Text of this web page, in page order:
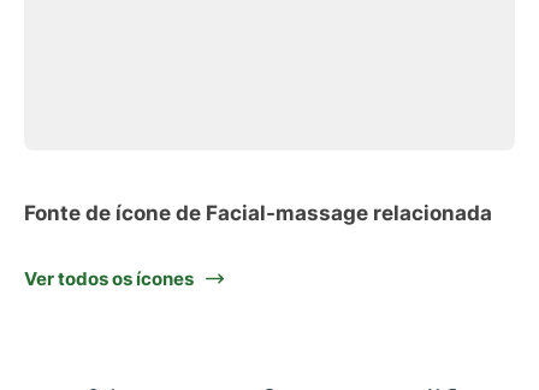
Fonte de ícone de Facial-massage relacionada
Ver todos os ícones